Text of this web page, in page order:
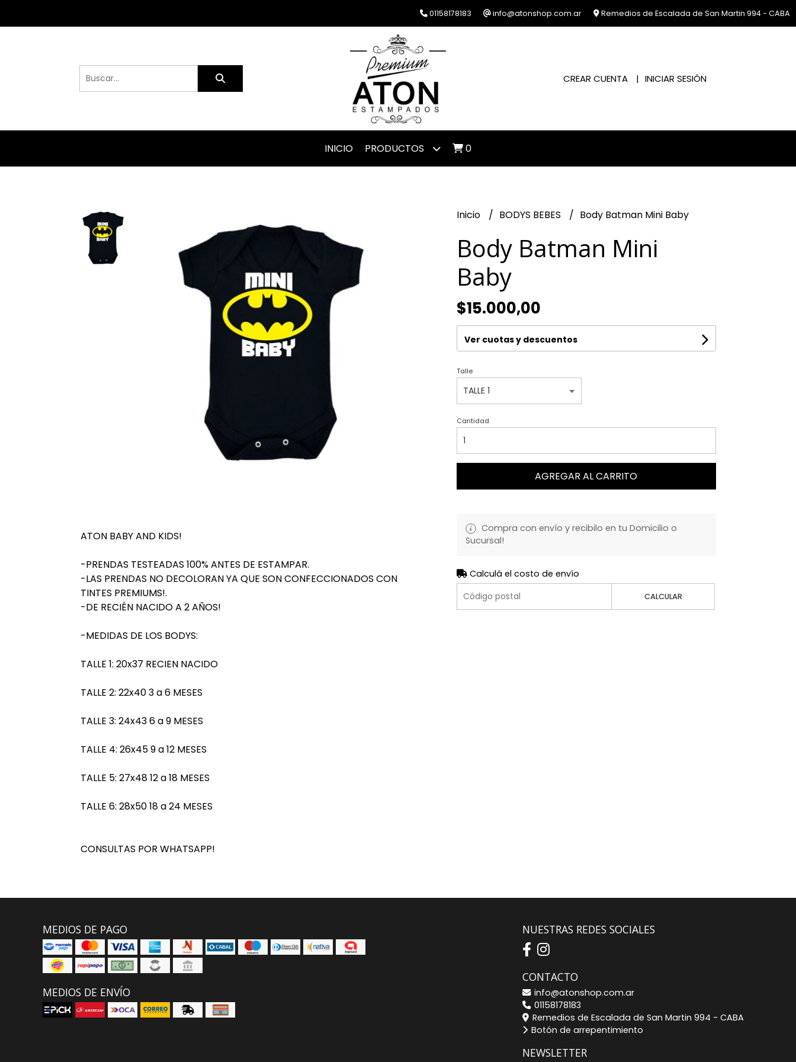
01158178183 info@atonshop.com.ar Remedios de Escalada de San Martin 994 - CABA
CREAR CUENTA INICIAR SESIÓN
INICIO PRODUCTOS 0
ATON BABY AND KIDS!
-PRENDAS TESTEADAS 100% ANTES DE ESTAMPAR.
-LAS PRENDAS NO DECOLORAN YA QUE SON CONFECCIONADOS CON
TINTES PREMIUMS!.
-DE RECIÉN NACIDO A 2 AÑOS!
-MEDIDAS DE LOS BODYS:
TALLE 1: 20x37 RECIEN NACIDO
TALLE 2: 22x40 3 a 6 MESES
TALLE 3: 24x43 6 a 9 MESES
TALLE 4: 26x45 9 a 12 MESES
TALLE 5: 27x48 12 a 18 MESES
TALLE 6: 28x50 18 a 24 MESES
CONSULTAS POR WHATSAPP!
Inicio BODYS BEBES Body Batman Mini Baby
Body Batman Mini
Baby
$15.000,00
Ver cuotas y descuentos
Talle
Cantidad
AGREGAR AL CARRITO
Compra con envío y recibilo en tu Domicilio o
Sucursal!
Calculá el costo de envío
CALCULAR
MEDIOS DE PAGO
MEDIOS DE ENVÍO
NUESTRAS REDES SOCIALES
CONTACTO
info@atonshop.com.ar
01158178183
Remedios de Escalada de San Martin 994 - CABA
Botón de arrepentimiento
NEWSLETTER